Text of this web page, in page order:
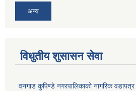
अन्य
विधुतीय शुसासन सेवा
वनगाड कुपिण्डे नगरपालिकाको नागरिक वडापत्र